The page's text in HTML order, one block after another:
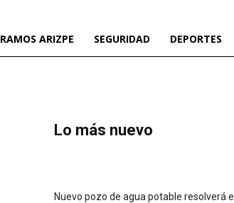
RAMOS ARIZPE SEGURIDAD DEPORTES
Lo más nuevo
Nuevo pozo de agua potable resolverá el